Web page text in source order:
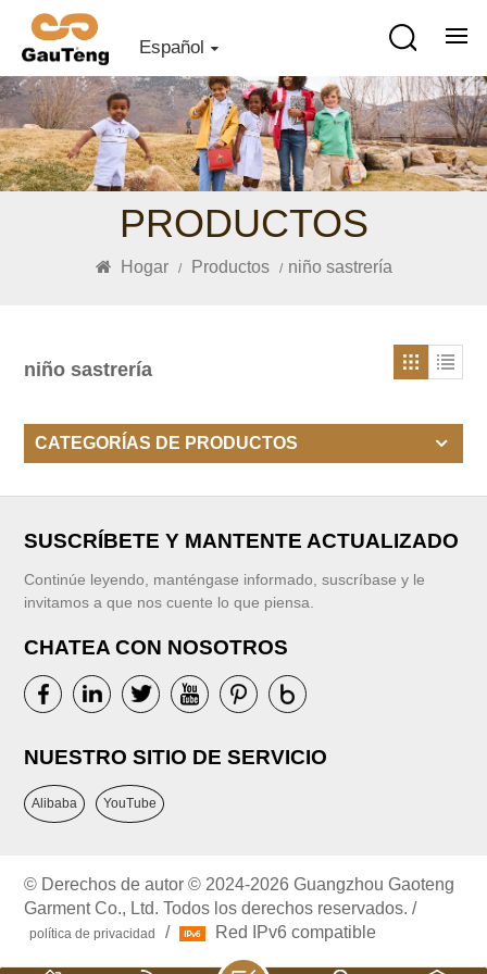
Español
PRODUCTOS
Hogar / Productos / niño sastrería
niño sastrería
CATEGORÍAS DE PRODUCTOS
SUSCRÍBETE Y MANTENTE ACTUALIZADO
Continúe leyendo, manténgase informado, suscríbase y le
invitamos a que nos cuente lo que piensa.
CHATEA CON NOSOTROS
NUESTRO SITIO DE SERVICIO
Alibaba YouTube
© Derechos de autor © 2024-2026 Guangzhou Gaoteng
Garment Co., Ltd. Todos los derechos reservados. /
política de privacidad / Red IPv6 compatible